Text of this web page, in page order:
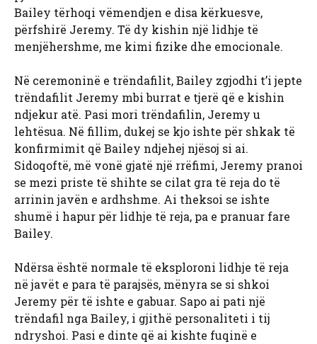
Bailey tërhoqi vëmendjen e disa kërkuesve,
përfshirë Jeremy. Të dy kishin një lidhje të
menjëhershme, me kimi fizike dhe emocionale.
Në ceremoninë e trëndafilit, Bailey zgjodhi t’i jepte
trëndafilit Jeremy mbi burrat e tjerë që e kishin
ndjekur atë. Pasi mori trëndafilin, Jeremy u
lehtësua. Në fillim, dukej se kjo ishte për shkak të
konfirmimit që Bailey ndjehej njësoj si ai.
Sidoqoftë, më vonë gjatë një rrëfimi, Jeremy pranoi
se mezi priste të shihte se cilat gra të reja do të
arrinin javën e ardhshme. Ai theksoi se ishte
shumë i hapur për lidhje të reja, pa e pranuar fare
Bailey.
Ndërsa është normale të eksploroni lidhje të reja
në javët e para të parajsës, mënyra se si shkoi
Jeremy për të ishte e gabuar. Sapo ai pati një
trëndafil nga Bailey, i gjithë personaliteti i tij
ndryshoi. Pasi e dinte që ai kishte fuqinë e